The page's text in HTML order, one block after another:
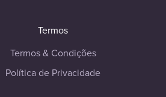
Termos
Termos & Condições
Política de Privacidade